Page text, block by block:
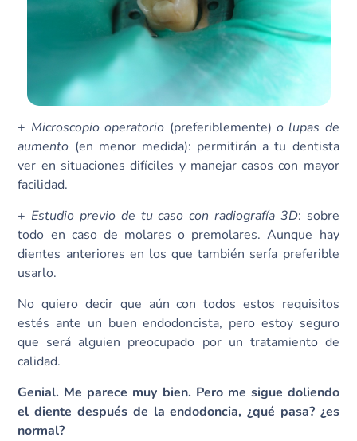
+ Microscopio operatorio (preferiblemente) o lupas de
aumento (en menor medida): permitirán a tu dentista
ver en situaciones difíciles y manejar casos con mayor
facilidad.
+ Estudio previo de tu caso con radiografía 3D: sobre
todo en caso de molares o premolares. Aunque hay
dientes anteriores en los que también sería preferible
usarlo.
No quiero decir que aún con todos estos requisitos
estés ante un buen endodoncista, pero estoy seguro
que será alguien preocupado por un tratamiento de
calidad.
Genial. Me parece muy bien. Pero me sigue doliendo
el diente después de la endodoncia, ¿qué pasa? ¿es
normal?